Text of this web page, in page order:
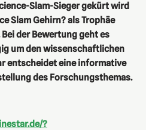
Slam-Sieger gekürt wird
Slam Gehirn? als Trophäe
der Bewertung geht es
um den wissenschaftlichen
entscheidet eine informative
des Forschungsthemas.
?